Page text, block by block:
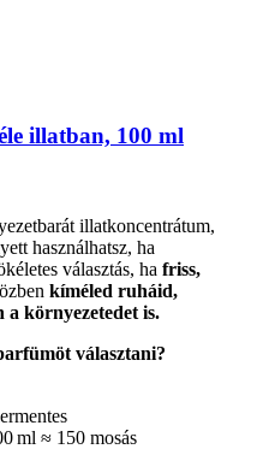
illatban, 100 ml
illatkoncentrátum,
használhatsz, ha
választás, ha friss,
kíméled ruháid,
a környezetedet is.
választani?
ml ≈ 150 mosás